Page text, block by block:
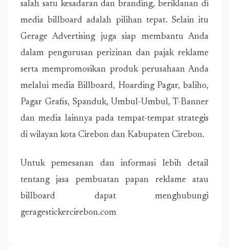
salah satu kesadaran dan branding, beriklanan di
media billboard adalah pilihan tepat. Selain itu
Gerage Advertising juga siap membantu Anda
dalam pengurusan perizinan dan pajak reklame
serta mempromosikan produk perusahaan Anda
melalui media Billboard, Hoarding Pagar, baliho,
Pagar Grafis, Spanduk, Umbul-Umbul, T-Banner
dan media lainnya pada tempat-tempat strategis
di wilayan kota Cirebon dan Kabupaten Cirebon.
Untuk pemesanan dan informasi lebih detail
tentang jasa pembuatan papan reklame atau
billboard dapat menghubungi
geragestickercirebon.com